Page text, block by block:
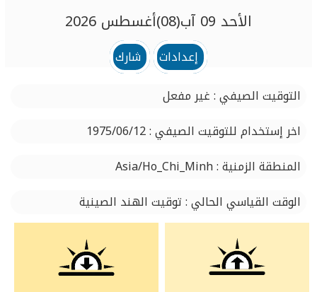
الأحد 09 آب(08)أغسطس 2026
إعدادات
شارك
التوقيت الصيفي : غير مفعل
اخر إستخدام للتوقيت الصيفي : 1975/06/12
المنطقة الزمنية : Asia/Ho_Chi_Minh
الوقت القياسي الحالي : توقيت الهند الصينية